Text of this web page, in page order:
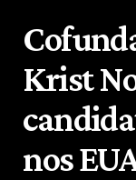
Krist
nos